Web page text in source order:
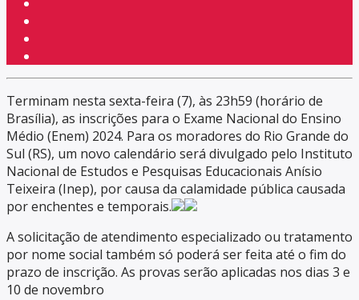
Terminam nesta sexta-feira (7), às 23h59 (horário de
Brasília), as inscrições para o Exame Nacional do Ensino
Médio (Enem) 2024. Para os moradores do Rio Grande do
Sul (RS), um novo calendário será divulgado pelo Instituto
Nacional de Estudos e Pesquisas Educacionais Anísio
Teixeira (Inep), por causa da calamidade pública causada
por enchentes e temporais.
A solicitação de atendimento especializado ou tratamento
por nome social também só poderá ser feita até o fim do
prazo de inscrição. As provas serão aplicadas nos dias 3 e
10 de novembro